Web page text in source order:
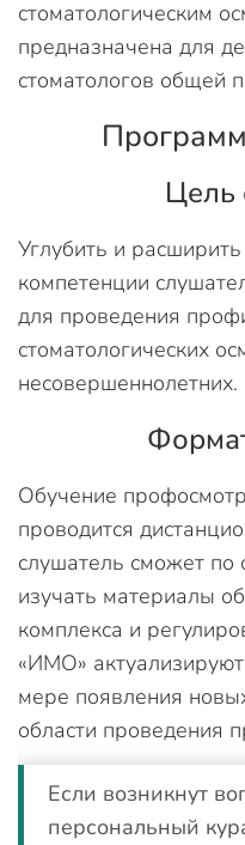
стоматологическим
предназначена для
стоматологов общей
Цель
Углубить и
компетенции
для проведения
стоматологических
несовершеннолетних.
Обучение
проводится
слушатель сможет по
изучать материалы
комплекса и
«ИМО»
мере появления
области проведения
Если возникнут
персональный